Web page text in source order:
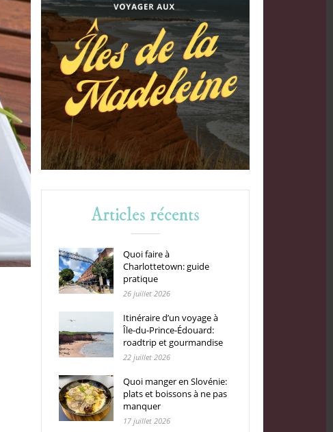
Articles récents
Quoi faire à
Charlottetown: guide
pratique
26 juillet 2026
Itinéraire d’un voyage à
Île-du-Prince-Édouard:
roadtrip et gourmandise
22 juillet 2026
Quoi manger en Slovénie:
plats et boissons à ne pas
manquer
17 juillet 2026